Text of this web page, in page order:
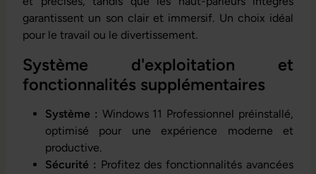
garantissent un son clair et immersif. Un choix idéal
pour le travail ou le divertissement.
Système d'exploitation et
fonctionnalités supplémentaires
Système : Windows 11 Professionnel préinstallé,
optimisé pour une expérience moderne et
productive.
Sécurité : Profitez des fonctionnalités avancées